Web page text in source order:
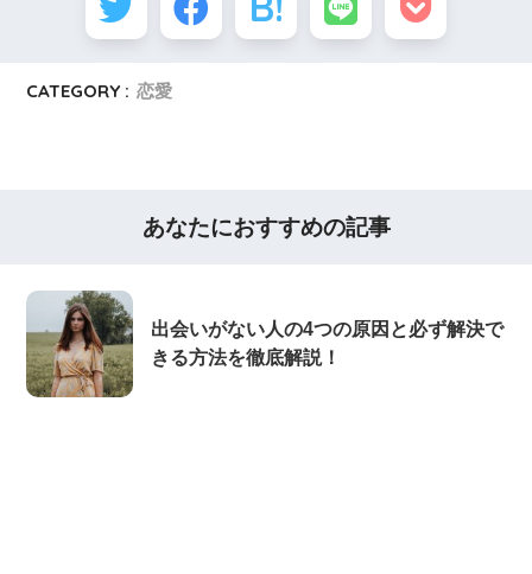
CATEGORY : 恋愛
あなたにおすすめの記事
出会いがない人の4つの原因と必ず解決で
きる方法を徹底解説！